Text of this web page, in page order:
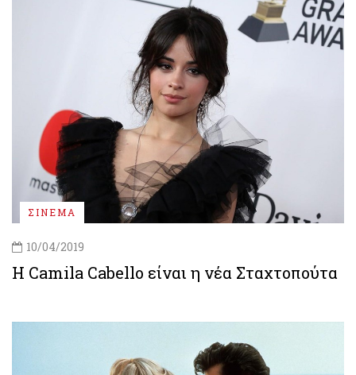
ΣΙΝΕΜΑ
10/04/2019
Η Camila Cabello είναι η νέα Σταχτοπούτα